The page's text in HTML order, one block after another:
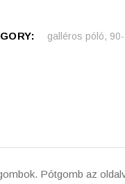
galléros póló,
Pótgomb az